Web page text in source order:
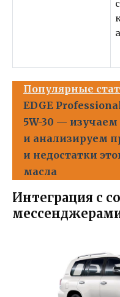
Популярные
EDGE
5W-30 — изучаем
и анализируем
и недостатки
масла
Интеграция с